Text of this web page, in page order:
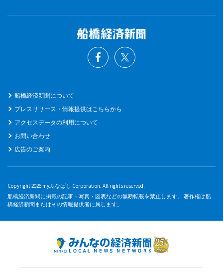
船橋経済新聞について
プレスリリース・情報提供はこちらから
アクセスデータの利用について
お問い合わせ
広告のご案内
Copyright 2026 myふなばし Corporation. All rights reserved.
船橋経済新聞に掲載の記事・写真・図表などの無断転載を禁止します。 著作権は船
橋経済新聞またはその情報提供者に属します。